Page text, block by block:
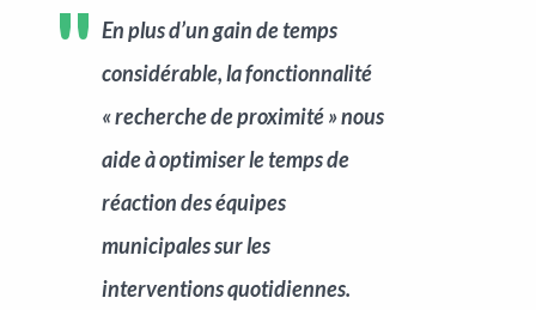
En plus d’un gain de temps
considérable, la fonctionnalité
« recherche de proximité » nous
aide à optimiser le temps de
réaction des équipes
municipales sur les
interventions quotidiennes.